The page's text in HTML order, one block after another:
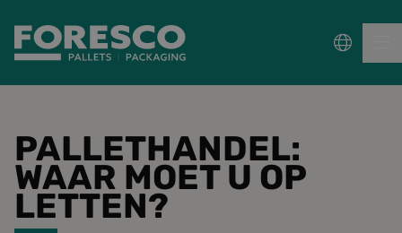
COLLECT, REPAIR & RE-USE
PACKAGING
PALLETHANDEL:
WAAR MOET U OP
LETTEN?